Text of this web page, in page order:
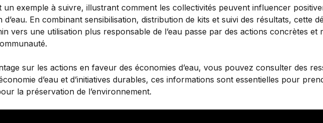
un exemple à suivre, illustrant comment les collectivités peuvent influencer
d’eau. En combinant sensibilisation, distribution de kits et suivi des résultats, cette
vers une utilisation plus responsable de l’eau passe par des actions concrètes
sur les actions en faveur des économies d’eau, vous pouvez consulter des
d’eau et d’initiatives durables, ces informations sont essentielles pour
la préservation de l’environnement.